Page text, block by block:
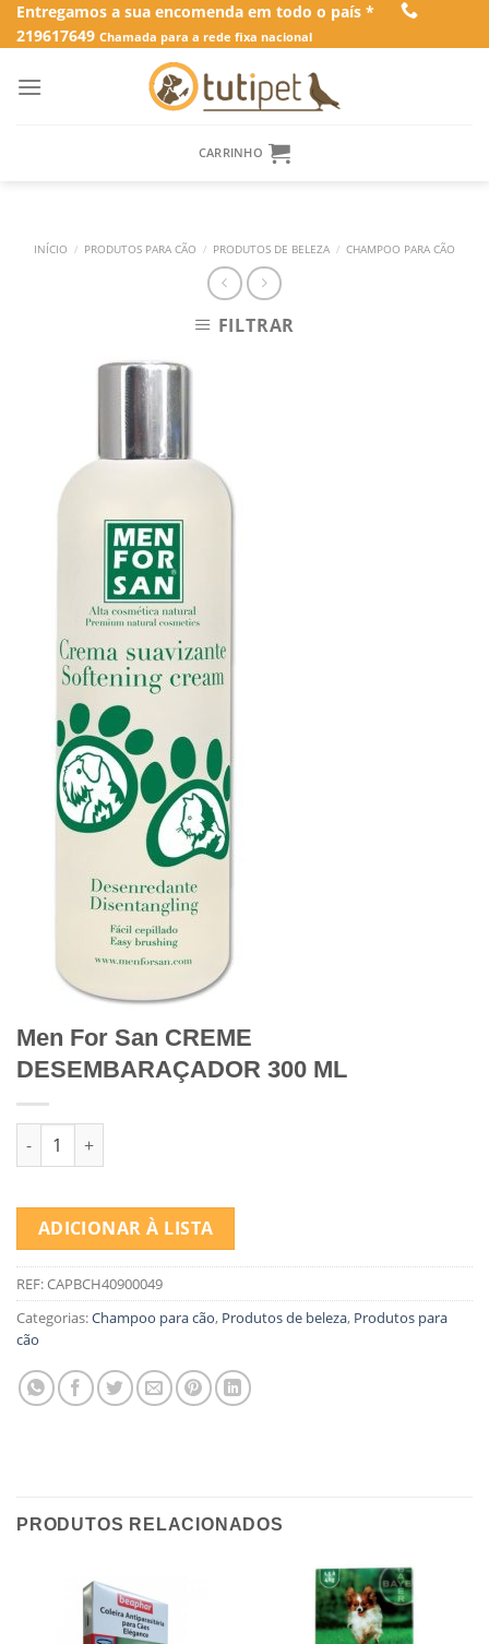
SkipEntregamos a sua encomenda em todo o país *
219617649 Chamada para a rede fixa nacional
CARRINHO
INÍCIO / PRODUTOS PARA CÃO / PRODUTOS DE BELEZA / CHAMPOO PARA CÃO
FILTRAR
Men For San CREME
DESEMBARAÇADOR 300 ML
Quantidade de Men For San CREME DESEMBARAÇADOR 300 ML
ADICIONAR À LISTA
REF:CAPBCH40900049
Categorias:Champoo para cão, Produtos de beleza, Produtos para
cão
PRODUTOS RELACIONADOS